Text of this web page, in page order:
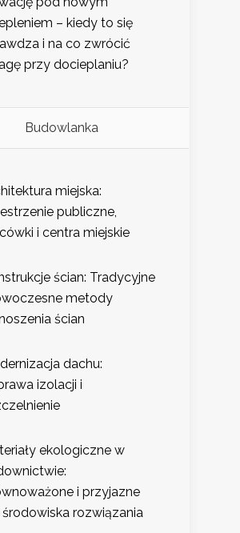
– kiedy to się
i na co zwrócić
przy docieplaniu?
Budowlanka
miejska:
publiczne,
i centra miejskie
ścian: Tradycyjne
metody
ścian
dachu:
izolacji i
ekologiczne w
i przyjazne
rozwiązania